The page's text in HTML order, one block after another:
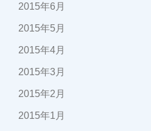
2015年6月
2015年5月
2015年4月
2015年3月
2015年2月
2015年1月